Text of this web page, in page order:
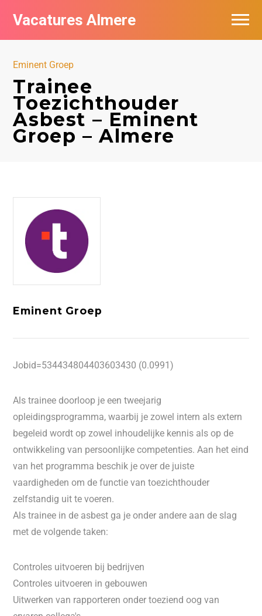
Vacatures Almere
Eminent Groep
Trainee
Toezichthouder
Asbest – Eminent
Groep – Almere
Eminent Groep
Jobid=534434804403603430 (0.0991)
Als trainee doorloop je een tweejarig
opleidingsprogramma, waarbij je zowel intern als extern
begeleid wordt op zowel inhoudelijke kennis als op de
ontwikkeling van persoonlijke competenties. Aan het eind
van het programma beschik je over de juiste
vaardigheden om de functie van toezichthouder
zelfstandig uit te voeren.
Als trainee in de asbest ga je onder andere aan de slag
met de volgende taken:
Controles uitvoeren bij bedrijven
Controles uitvoeren in gebouwen
Uitwerken van rapporteren onder toeziend oog van
Vacatures per bedrijf
De populairste vacatures in Almere
Nieuwsbrief feed